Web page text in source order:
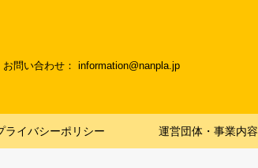
お問い合わせ： information@nanpla.jp
ライバシーポリシー 運営団体・事業内容